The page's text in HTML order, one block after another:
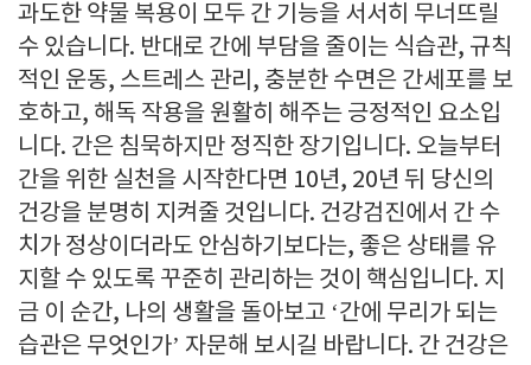
과도한 약물 복용이 모두 간 기능을 서서히 무너뜨릴
수 있습니다. 반대로 간에 부담을 줄이는 식습관, 규칙
적인 운동, 스트레스 관리, 충분한 수면은 간세포를 보
호하고, 해독 작용을 원활히 해주는 긍정적인 요소입
니다. 간은 침묵하지만 정직한 장기입니다. 오늘부터
간을 위한 실천을 시작한다면 10년, 20년 뒤 당신의
건강을 분명히 지켜줄 것입니다. 건강검진에서 간 수
치가 정상이더라도 안심하기보다는, 좋은 상태를 유
지할 수 있도록 꾸준히 관리하는 것이 핵심입니다. 지
금 이 순간, 나의 생활을 돌아보고 ‘간에 무리가 되는
습관은 무엇인가’ 자문해 보시길 바랍니다. 간 건강은